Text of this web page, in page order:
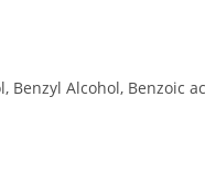
Benzyl Alcohol, Benzoic